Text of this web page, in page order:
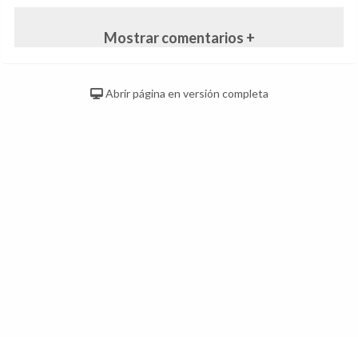
Mostrar comentarios +
Abrir página en versión completa